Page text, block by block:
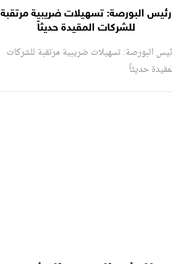
رئيس البورصة: تسهيلات ضريبية مرتقبة
للشركات المقيدة حديثاً
البورصة: تسهيلات ضريبية مرتقبة للشركات
حديثاً